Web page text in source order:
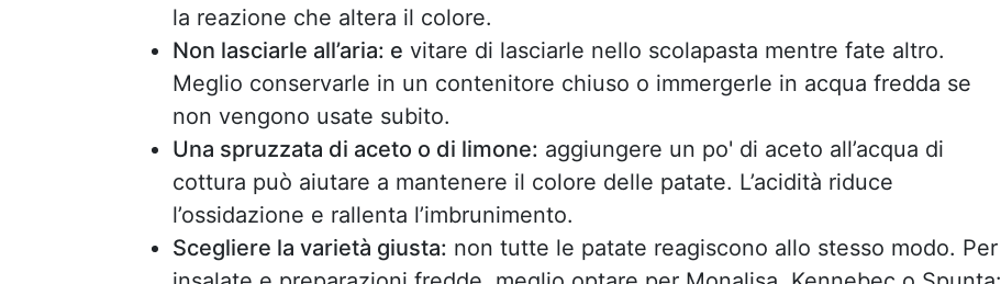
la reazione che altera il colore.
Non lasciarle all’aria: e vitare di lasciarle nello scolapasta mentre fate altro.
Meglio conservarle in un contenitore chiuso o immergerle in acqua fredda se
non vengono usate subito.
Una spruzzata di aceto o di limone: aggiungere un po' di aceto all’acqua di
cottura può aiutare a mantenere il colore delle patate. L’acidità riduce
l’ossidazione e rallenta l’imbrunimento.
Scegliere la varietà giusta: non tutte le patate reagiscono allo stesso modo. Per